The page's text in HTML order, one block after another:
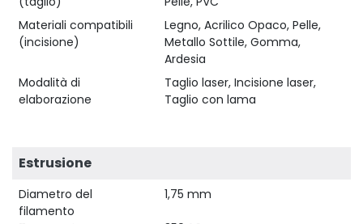
Materiali compatibili
(incisione)
Legno, Acrilico Opaco, Pelle,
Metallo Sottile, Gomma,
Ardesia
Modalità di
elaborazione
Taglio laser, Incisione laser,
Taglio con lama
Estrusione
Diametro del
filamento
1,75 mm